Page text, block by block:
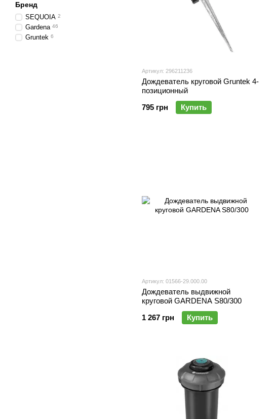
Артикул: 296211236
Дождеватель круговой Gruntek 4-
позиционный
795 грн
Купить
Артикул: 01566-29.000.00
Дождеватель выдвижной
круговой GARDENA S80/300
1 267 грн
Купить
Бренд
SEQUOIA 2
Gardena 46
Gruntek 6